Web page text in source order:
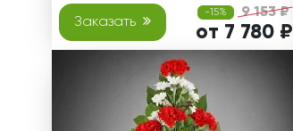
Заказать
-15% 9 153 ₽
от 7 780 ₽